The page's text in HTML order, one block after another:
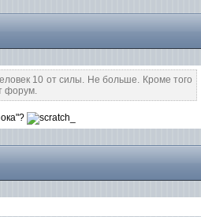
10 от силы. Не больше. Кроме того
форум.